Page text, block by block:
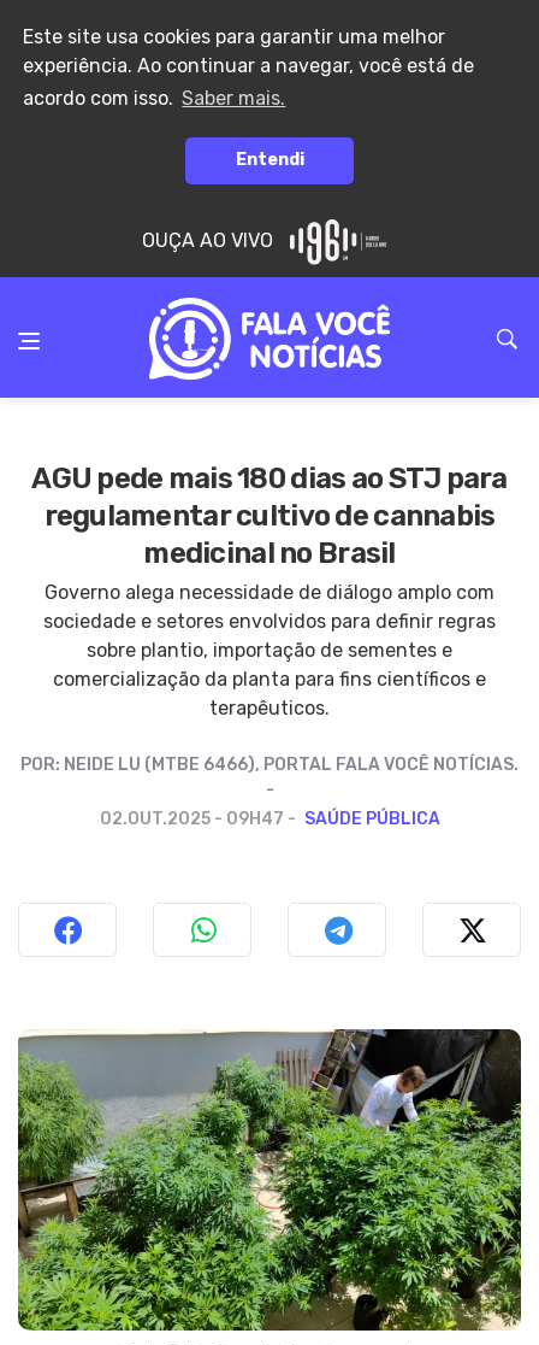
Este site usa cookies para garantir uma melhor
experiência. Ao continuar a navegar, você está de
acordo com isso. Saber mais.
Entendi
OUÇA AO VIVO
AGU pede mais 180 dias ao STJ para
regulamentar cultivo de cannabis
medicinal no Brasil
Governo alega necessidade de diálogo amplo com
sociedade e setores envolvidos para definir regras
sobre plantio, importação de sementes e
comercialização da planta para fins científicos e
terapêuticos.
POR: NEIDE LU (MTBE 6466), PORTAL FALA VOCÊ NOTÍCIAS.
02.OUT.2025 - 09H47 SAÚDE PÚBLICA